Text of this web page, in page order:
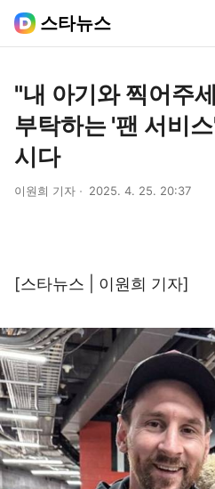
스타뉴스
"내 아기와 찍어주
부탁하는 '팬 서비
시다
이원희 기자 2025. 4. 25. 20:37
[스타뉴스 | 이원희 기자]